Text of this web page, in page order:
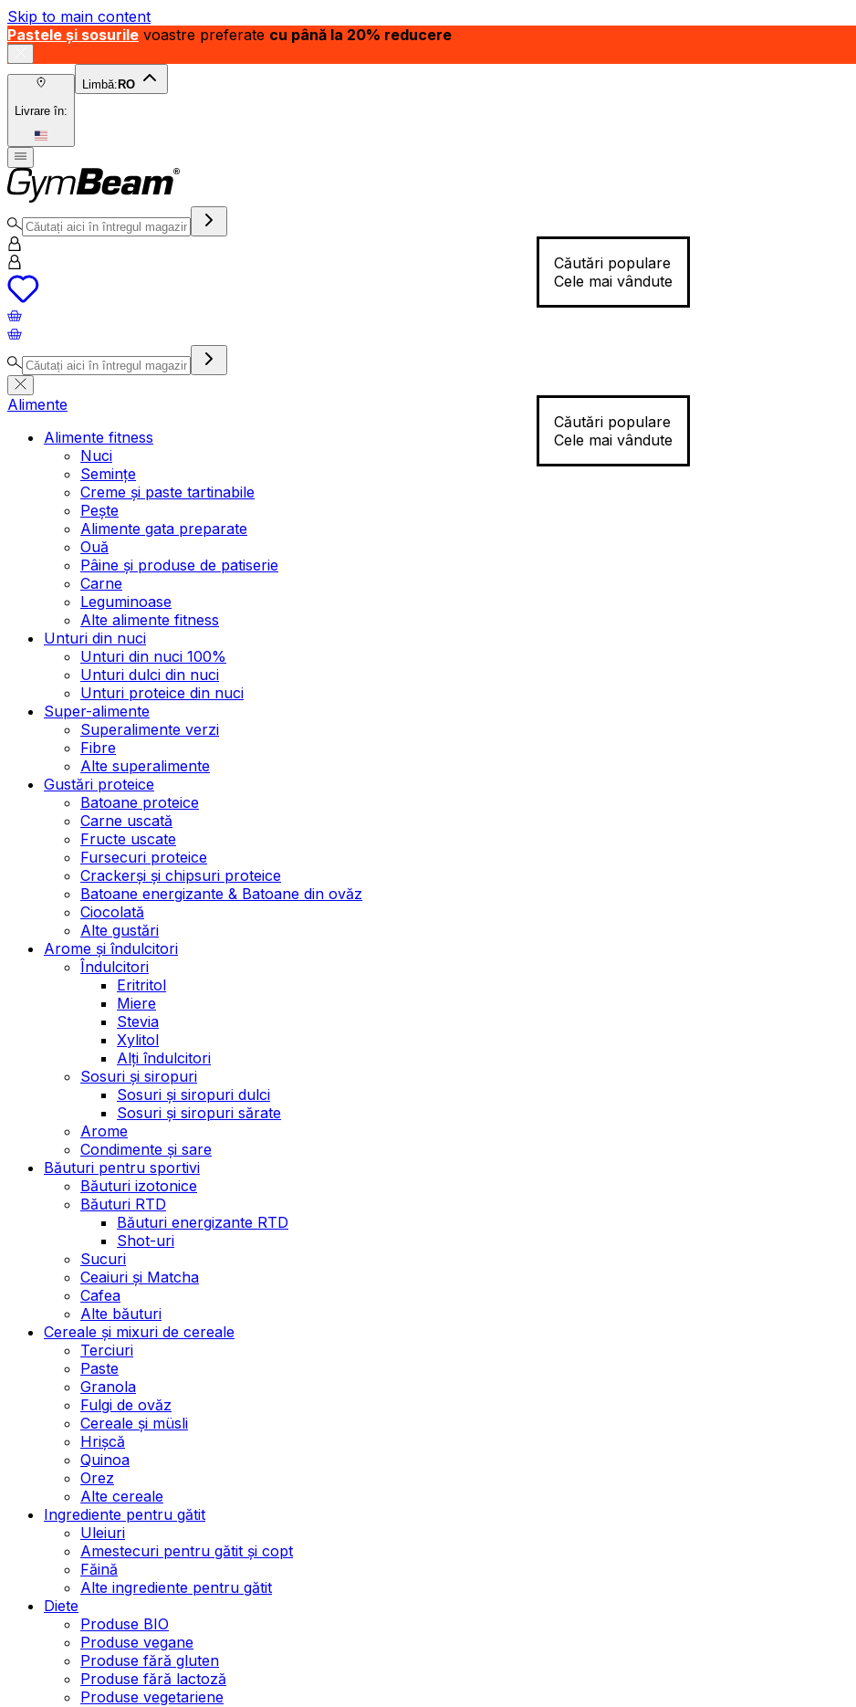
Skip to main content
Pastele și sosurile voastre preferate cu până la 20% reducere
Livrare în:
Limbă: RO
Căutări populare
Cele mai vândute
Căutări populare
Cele mai vândute
Alimente
Alimente fitness
Nuci
Semințe
Creme și paste tartinabile
Pește
Alimente gata preparate
Ouă
Pâine și produse de patiserie
Carne
Leguminoase
Alte alimente fitness
Unturi din nuci
Unturi din nuci 100%
Unturi dulci din nuci
Unturi proteice din nuci
Super-alimente
Superalimente verzi
Fibre
Alte superalimente
Gustări proteice
Batoane proteice
Carne uscată
Fructe uscate
Fursecuri proteice
Crackerși și chipsuri proteice
Batoane energizante & Batoane din ovăz
Ciocolată
Alte gustări
Arome și îndulcitori
Îndulcitori
Eritritol
Miere
Stevia
Xylitol
Alți îndulcitori
Sosuri și siropuri
Sosuri și siropuri dulci
Sosuri și siropuri sărate
Arome
Condimente și sare
Băuturi pentru sportivi
Băuturi izotonice
Băuturi RTD
Băuturi energizante RTD
Shot-uri
Sucuri
Ceaiuri și Matcha
Cafea
Alte băuturi
Cereale și mixuri de cereale
Terciuri
Paste
Granola
Fulgi de ovăz
Cereale și müsli
Hrișcă
Quinoa
Orez
Alte cereale
Ingrediente pentru gătit
Uleiuri
Amestecuri pentru gătit și copt
Făină
Alte ingrediente pentru gătit
Diete
Produse BIO
Produse vegane
Produse fără gluten
Produse fără lactoză
Produse vegetariene